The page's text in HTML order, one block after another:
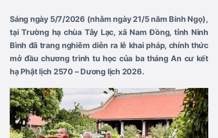
Sáng ngày 5/7/2026 (nhằm ngày 21/5 năm Bính Ngọ),
tại Trường hạ chùa Tây Lạc, xã Nam Đồng, tỉnh Ninh
Bình đã trang nghiêm diễn ra lễ khai pháp, chính thức
mở đầu chương trình tu học của ba tháng An cư kết
hạ Phật lịch 2570 – Dương lịch 2026.